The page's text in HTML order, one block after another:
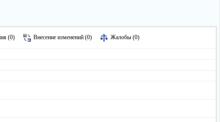
(0) Внесение изменений (0) Жалобы (0)